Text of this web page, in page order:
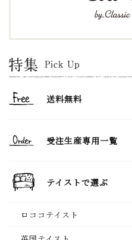
送料無料
受注生産専用一覧
テイストで選ぶ
ロココテイスト